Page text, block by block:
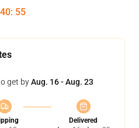
40: 54
get byAug. 16 - Aug. 23
Delivered